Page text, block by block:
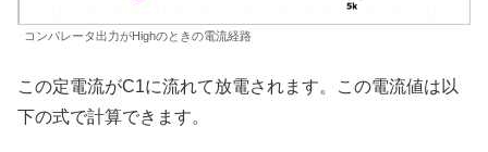
コンパレータ出力がHighのときの電流経路
この定電流がC1に流れて放電されます。この電流値は以
下の式で計算できます。